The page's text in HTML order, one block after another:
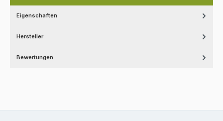
Eigenschaften
Hersteller
Bewertungen